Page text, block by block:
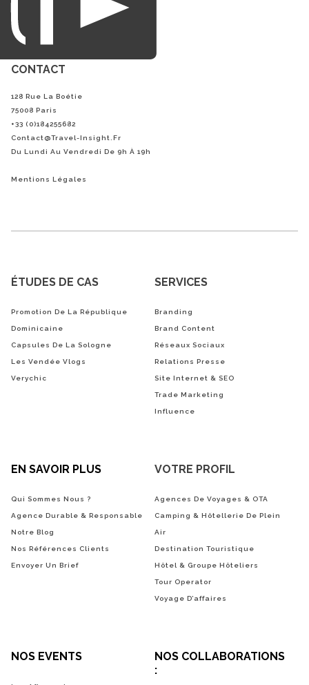
CONTACT
128 Rue La Boétie
75008 Paris
+33 (0)184255682
Contact@Travel-Insight.fr
Du Lundi Au Vendredi De 9h À 19h
Mentions Légales
ÉTUDES DE CAS
Promotion De La République
Dominicaine
Capsules De La Sologne
Les Vendée Vlogs
Verychic
SERVICES
Branding
Brand Content
Réseaux Sociaux
Relations Presse
Site Internet & SEO
Trade Marketing
Influence
EN SAVOIR PLUS
Qui Sommes Nous ?
Agence Durable & Responsable
Notre Blog
Nos Références Clients
Envoyer Un Brief
VOTRE PROFIL
Agences De Voyages & OTA
Camping & Hôtellerie De Plein
Air
Destination Touristique
Hôtel & Groupe Hôteliers
Tour Operator
Voyage D’affaires
NOS EVENTS
NOS COLLABORATIONS
: